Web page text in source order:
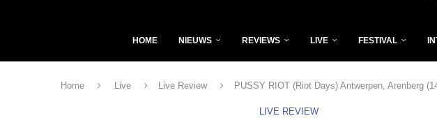
HOME NIEUWS REVIEWS LIVE FESTIVAL
Home Live Live Review PUSSY RIOT (Riot Days) Antwerpen, Arenberg
LIVE REVIEW